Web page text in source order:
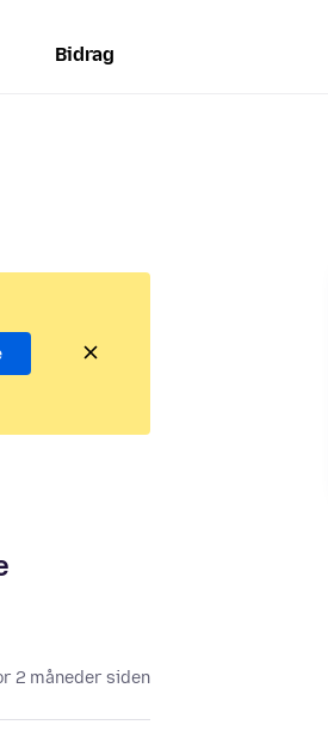
Bidrag
2 måneder siden